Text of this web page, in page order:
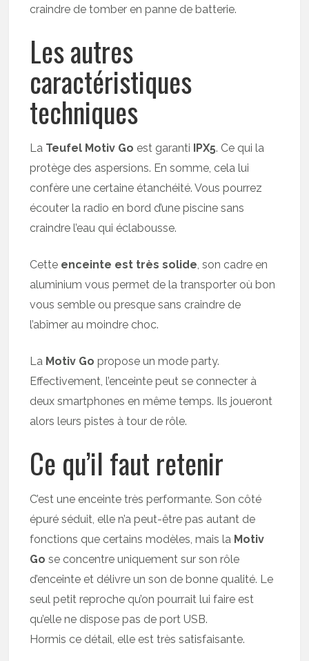
craindre de tomber en panne de batterie.
Les autres
caractéristiques
techniques
La Teufel Motiv Go est garanti IPX5. Ce qui la
protège des aspersions. En somme, cela lui
confère une certaine étanchéité. Vous pourrez
écouter la radio en bord d’une piscine sans
craindre l’eau qui éclabousse.
Cette enceinte est très solide, son cadre en
aluminium vous permet de la transporter où bon
vous semble ou presque sans craindre de
l’abîmer au moindre choc.
La Motiv Go propose un mode party.
Effectivement, l’enceinte peut se connecter à
deux smartphones en même temps. Ils joueront
alors leurs pistes à tour de rôle.
Ce qu’il faut retenir
C’est une enceinte très performante. Son côté
épuré séduit, elle n’a peut-être pas autant de
fonctions que certains modèles, mais la Motiv
Go se concentre uniquement sur son rôle
d’enceinte et délivre un son de bonne qualité. Le
seul petit reproche qu’on pourrait lui faire est
qu’elle ne dispose pas de port USB.
Hormis ce détail, elle est très satisfaisante.